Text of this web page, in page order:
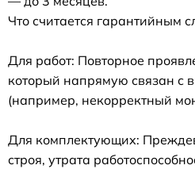
Что считается гарантийным
Для работ: Повторное
который напрямую связан с
(например, некорректный
Для комплектующих:
строя, утрата